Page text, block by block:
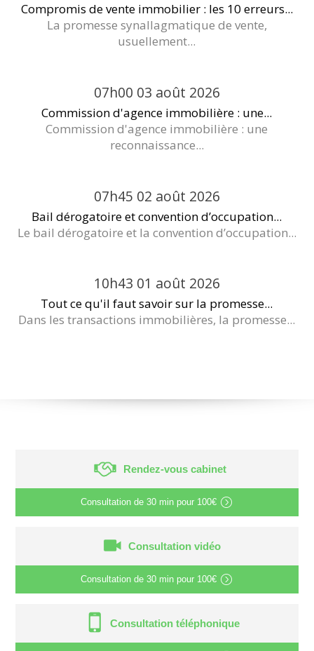
Compromis de vente immobilier : les 10 erreurs...
La promesse synallagmatique de vente,
usuellement...
07h00 03 août 2026
Commission d'agence immobilière : une...
Commission d'agence immobilière : une
reconnaissance...
07h45 02 août 2026
Bail dérogatoire et convention d’occupation...
Le bail dérogatoire et la convention d’occupation...
10h43 01 août 2026
Tout ce qu'il faut savoir sur la promesse...
Dans les transactions immobilières, la promesse...
Rendez-vous cabinet
Consultation de 30 min pour 100€
Consultation vidéo
Consultation de 30 min pour 100€
Consultation téléphonique